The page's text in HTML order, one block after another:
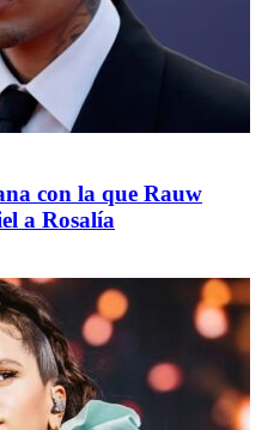
con la que Rauw
a Rosalía